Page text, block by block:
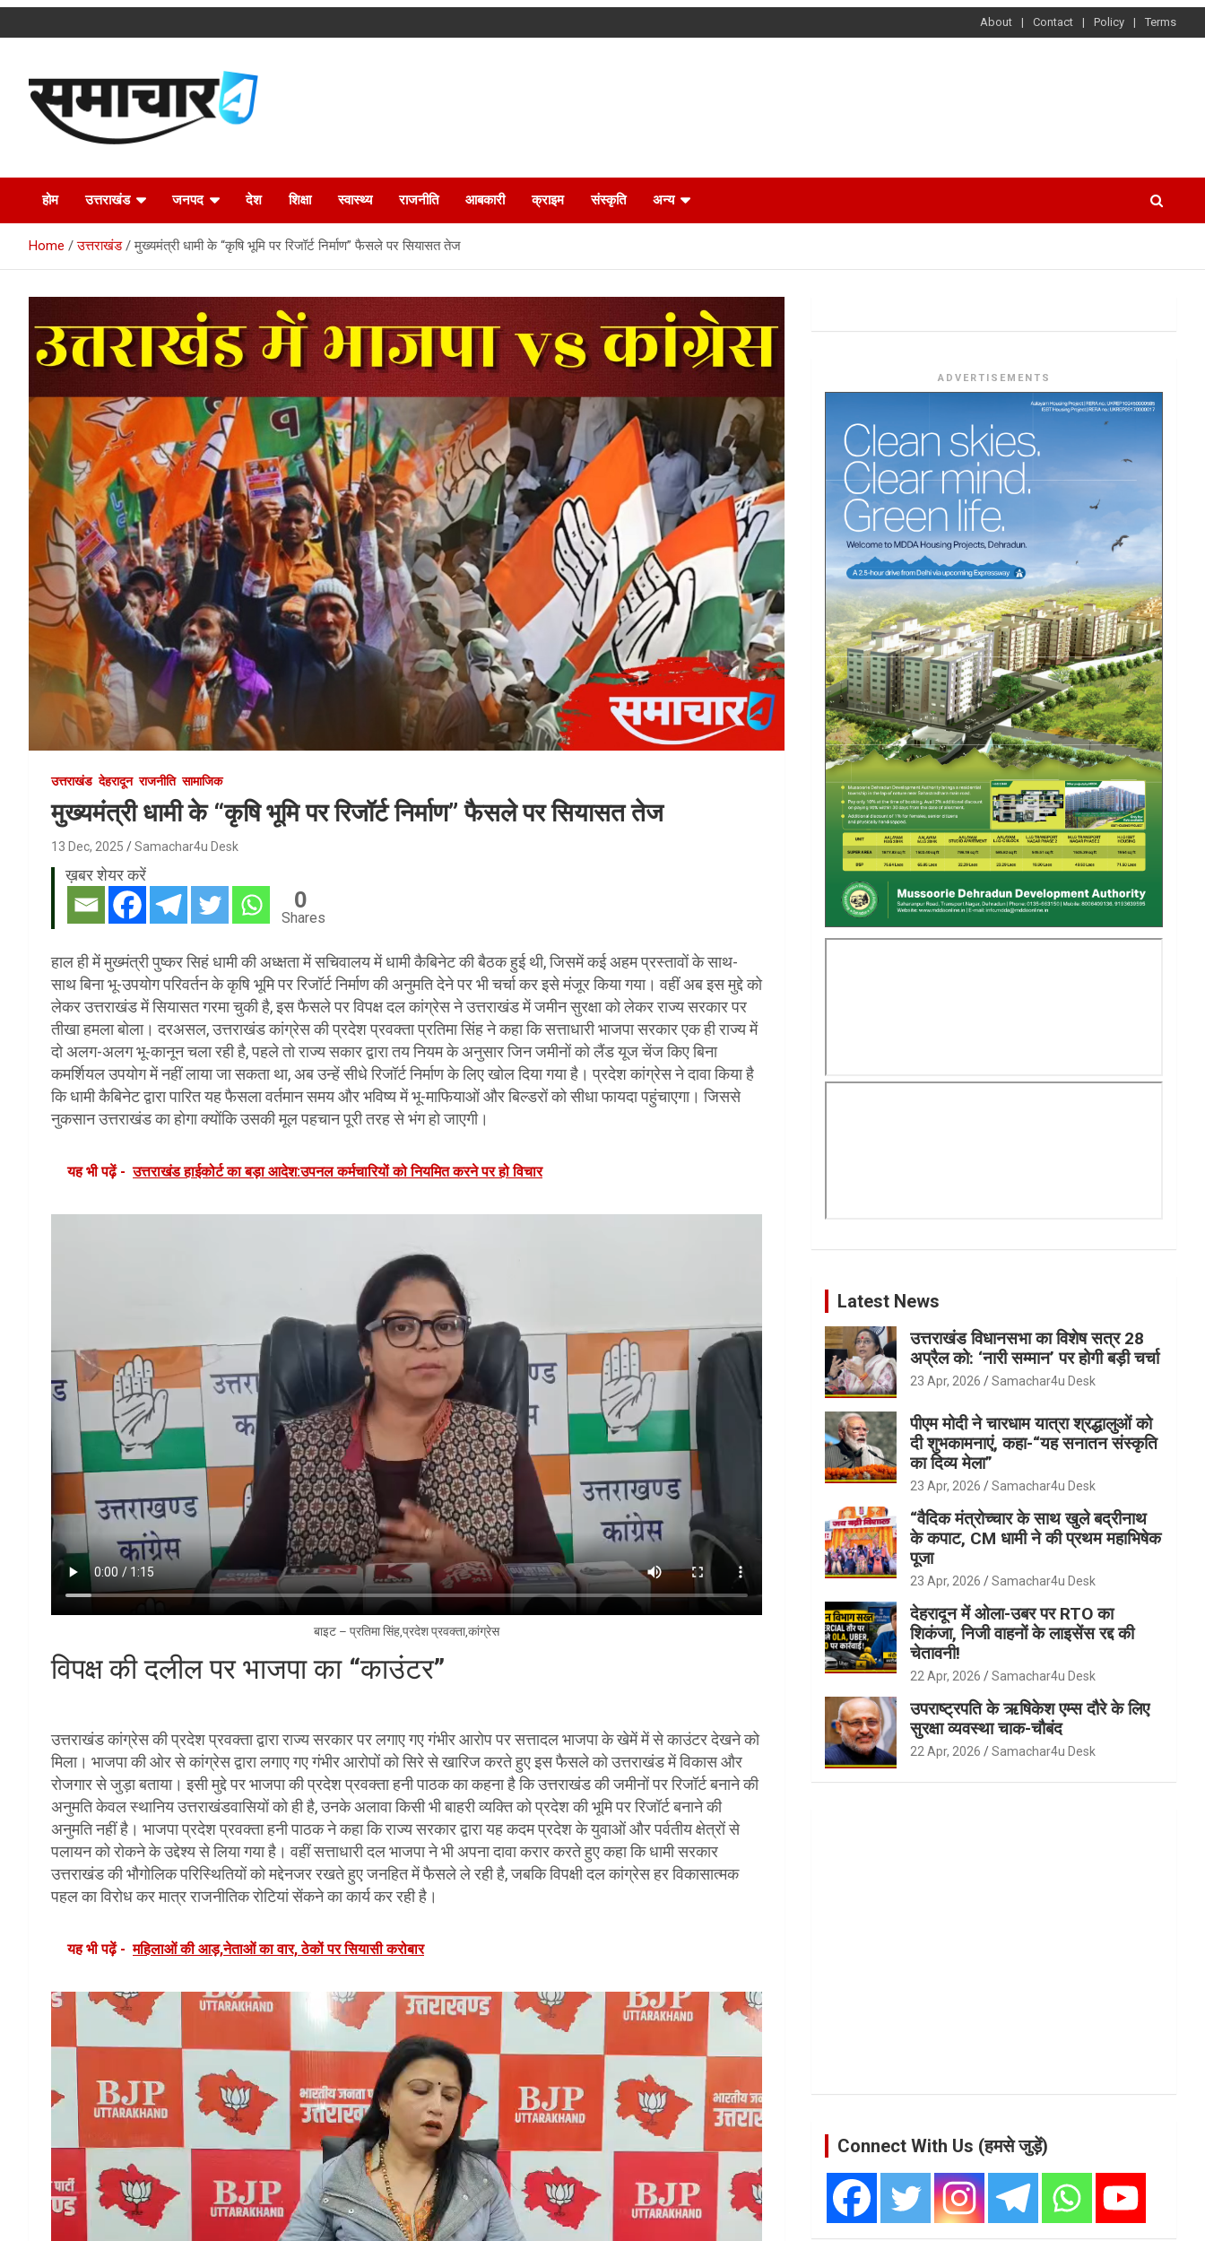
to
About Contact Policy Terms
Samachar4u
होम उत्तराखंड जनपद देश शिक्षा स्वास्थ्य राजनीति आबकारी क्राइम संस्कृति अन्य
Home उत्तराखंड मुख्यमंत्री धामी के “कृषि भूमि पर रिजॉर्ट निर्माण” फैसले पर सियासत तेज
उत्तराखंड देहरादून राजनीति सामाजिक
मुख्यमंत्री धामी के “कृषि भूमि पर रिजॉर्ट निर्माण” फैसले पर सियासत तेज
13 Dec, 2025 Samachar4u Desk
ख़बर शेयर करें
0
Shares
हाल ही में मुख्मंत्री पुष्कर सिहं धामी की अध्क्षता में सचिवालय में धामी कैबिनेट की बैठक हुई थी, जिसमें कई अहम प्रस्तावों के साथ-
साथ बिना भू-उपयोग परिवर्तन के कृषि भूमि पर रिजॉर्ट निर्माण की अनुमति देने पर भी चर्चा कर इसे मंजूर किया गया। वहीं अब इस मुद्दे को
लेकर उत्तराखंड में सियासत गरमा चुकी है, इस फैसले पर विपक्ष दल कांग्रेस ने उत्तराखंड में जमीन सुरक्षा को लेकर राज्य सरकार पर
तीखा हमला बोला। दरअसल, उत्तराखंड कांग्रेस की प्रदेश प्रवक्ता प्रतिमा सिंह ने कहा कि सत्ताधारी भाजपा सरकार एक ही राज्य में
दो अलग-अलग भू-कानून चला रही है, पहले तो राज्य सकार द्वारा तय नियम के अनुसार जिन जमीनों को लैंड यूज चेंज किए बिना
कमर्शियल उपयोग में नहीं लाया जा सकता था, अब उन्हें सीधे रिजॉर्ट निर्माण के लिए खोल दिया गया है। प्रदेश कांग्रेस ने दावा किया है
कि धामी कैबिनेट द्वारा पारित यह फैसला वर्तमान समय और भविष्य में भू-माफियाओं और बिल्डरों को सीधा फायदा पहुंचाएगा। जिससे
नुकसान उत्तराखंड का होगा क्योंकि उसकी मूल पहचान पूरी तरह से भंग हो जाएगी।
यह भी पढ़ें - उत्तराखंड हाईकोर्ट का बड़ा आदेश:उपनल कर्मचारियों को नियमित करने पर हो विचार
बाइट – प्रतिमा सिंह,प्रदेश प्रवक्ता,कांग्रेस
विपक्ष की दलील पर भाजपा का “काउंटर”
उत्तराखंड कांग्रेस की प्रदेश प्रवक्ता द्वारा राज्य सरकार पर लगाए गए गंभीर आरोप पर सत्तादल भाजपा के खेमें में से काउंटर देखने को
मिला। भाजपा की ओर से कांग्रेस द्वारा लगाए गए गंभीर आरोपों को सिरे से खारिज करते हुए इस फैसले को उत्तराखंड में विकास और
रोजगार से जुड़ा बताया। इसी मुद्दे पर भाजपा की प्रदेश प्रवक्ता हनी पाठक का कहना है कि उत्तराखंड की जमीनों पर रिजॉर्ट बनाने की
अनुमति केवल स्थानिय उत्तराखंडवासियों को ही है, उनके अलावा किसी भी बाहरी व्यक्ति को प्रदेश की भूमि पर रिजॉर्ट बनाने की
अनुमति नहीं है। भाजपा प्रदेश प्रवक्ता हनी पाठक ने कहा कि राज्य सरकार द्वारा यह कदम प्रदेश के युवाओं और पर्वतीय क्षेत्रों से
पलायन को रोकने के उद्देश्य से लिया गया है। वहीं सत्ताधारी दल भाजपा ने भी अपना दावा करार करते हुए कहा कि धामी सरकार
उत्तराखंड की भौगोलिक परिस्थितियों को मद्देनजर रखते हुए जनहित में फैसले ले रही है, जबकि विपक्षी दल कांग्रेस हर विकासात्मक
पहल का विरोध कर मात्र राजनीतिक रोटियां सेंकने का कार्य कर रही है।
यह भी पढ़ें - महिलाओं की आड़,नेताओं का वार, ठेकों पर सियासी करोबार
ADVERTISEMENTS
Latest News
उत्तराखंड विधानसभा का विशेष सत्र 28
अप्रैल को: ‘नारी सम्मान’ पर होगी बड़ी चर्चा
23 Apr, 2026 Samachar4u Desk
पीएम मोदी ने चारधाम यात्रा श्रद्धालुओं को
दी शुभकामनाएं, कहा-“यह सनातन संस्कृति
का दिव्य मेला”
23 Apr, 2026 Samachar4u Desk
“वैदिक मंत्रोच्चार के साथ खुले बद्रीनाथ
के कपाट, CM धामी ने की प्रथम महाभिषेक
पूजा
23 Apr, 2026 Samachar4u Desk
देहरादून में ओला-उबर पर RTO का
शिकंजा, निजी वाहनों के लाइसेंस रद्द की
चेतावनी!
22 Apr, 2026 Samachar4u Desk
उपराष्ट्रपति के ऋषिकेश एम्स दौरे के लिए
सुरक्षा व्यवस्था चाक-चौबंद
22 Apr, 2026 Samachar4u Desk
Connect With Us (हमसे जुड़ें)